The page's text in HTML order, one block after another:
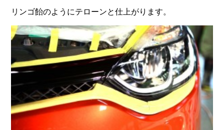
リンゴ飴のようにテローンと仕上がります。